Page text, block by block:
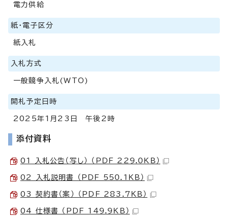
電力供給
紙・電子区分
紙入札
入札方式
一般競争入札(WTO)
開札予定日時
2025年1月23日 午後2時
添付資料
01 入札公告（写し） （PDF 229.0KB）
02 入札説明書 （PDF 550.1KB）
03 契約書（案） （PDF 283.7KB）
04 仕様書 （PDF 149.9KB）